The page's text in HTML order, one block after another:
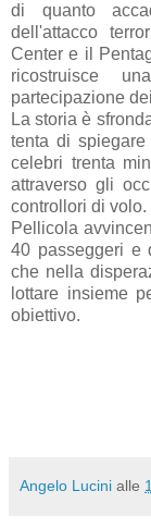
di quanto
dell'attacco
Center e il
ricostruisce
partecipazione
La storia è
tenta di
celebri trenta
attraverso gli
controllori di volo.
Pellicola
40 passeggeri e
che nella
lottare insieme
obiettivo.
Angelo Lucini alle